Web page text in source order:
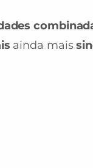
ainda mais